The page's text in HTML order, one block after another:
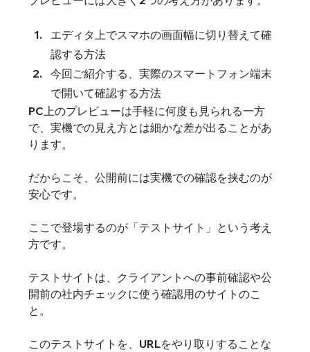
エディタ上でスマホの画面幅に切り替えて確
認する方法
今回ご紹介する、実際のスマートフォン端末
で開いて確認する方法
PC上のプレビューは手軽に何度も見られる一方
で、実機での見え方とは細かな差が出ることがあ
ります。
だからこそ、公開前には実機での確認を挟むのが
安心です。
ここで登場するのが「テストサイト」という考え
方です。
テストサイトは、クライアントへの事前確認や公
開前の社内チェックに使う確認用のサイトのこ
と。
このテストサイトを、URLをやり取りすることな